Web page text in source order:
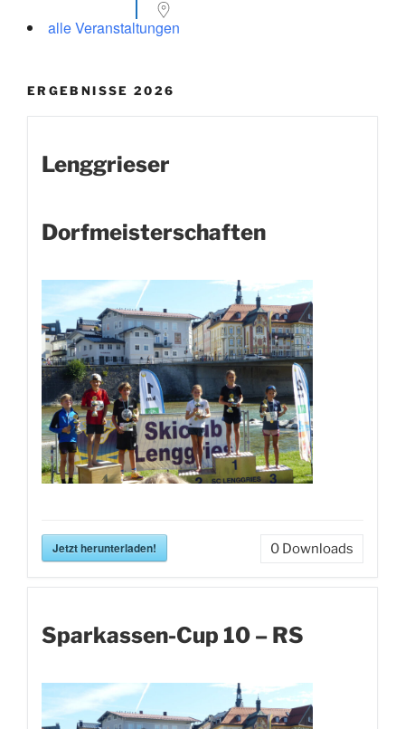
alle Veranstaltungen
ERGEBNISSE 2026
Lenggrieser
Dorfmeisterschaften
Jetzt herunterladen! 0 Downloads
Sparkassen-Cup 10 – RS